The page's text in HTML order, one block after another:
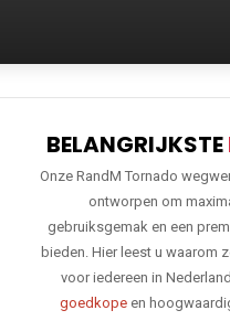
BELANGRIJKSTE
Onze RandM Tornado
ontworpen om
gebruiksgemak en een
bieden. Hier leest u waarom
voor iedereen in
goedkopeen